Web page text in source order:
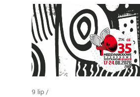
9 lip